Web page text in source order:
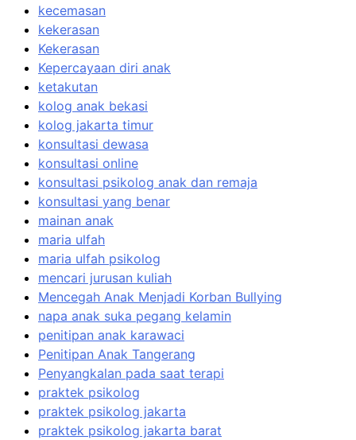
kecemasan
kekerasan
Kekerasan
Kepercayaan diri anak
ketakutan
kolog anak bekasi
kolog jakarta timur
konsultasi dewasa
konsultasi online
konsultasi psikolog anak dan remaja
konsultasi yang benar
mainan anak
maria ulfah
maria ulfah psikolog
mencari jurusan kuliah
Mencegah Anak Menjadi Korban Bullying
napa anak suka pegang kelamin
penitipan anak karawaci
Penitipan Anak Tangerang
Penyangkalan pada saat terapi
praktek psikolog
praktek psikolog jakarta
praktek psikolog jakarta barat